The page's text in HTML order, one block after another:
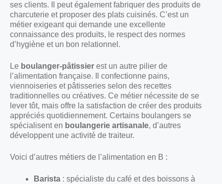
ses clients. Il peut également fabriquer des produits de
charcuterie et proposer des plats cuisinés. C’est un
métier exigeant qui demande une excellente
connaissance des produits, le respect des normes
d’hygiène et un bon relationnel.
Le boulanger-pâtissier est un autre pilier de
l’alimentation française. Il confectionne pains,
viennoiseries et pâtisseries selon des recettes
traditionnelles ou créatives. Ce métier nécessite de se
lever tôt, mais offre la satisfaction de créer des produits
appréciés quotidiennement. Certains boulangers se
spécialisent en boulangerie artisanale, d’autres
développent une activité de traiteur.
Voici d’autres métiers de l’alimentation en B :
Barista : spécialiste du café et des boissons à